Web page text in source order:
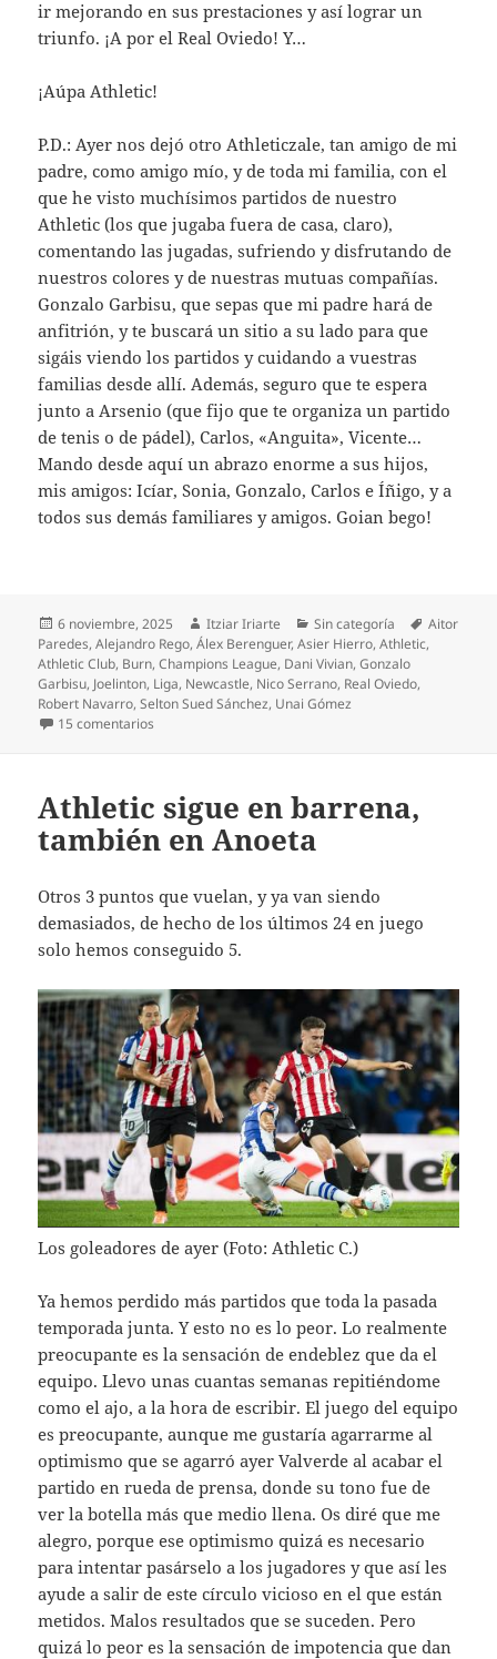
ir mejorando en sus prestaciones y así lograr un
triunfo. ¡A por el Real Oviedo! Y…
¡Aúpa Athletic!
P.D.: Ayer nos dejó otro Athleticzale, tan amigo de mi
padre, como amigo mío, y de toda mi familia, con el
que he visto muchísimos partidos de nuestro
Athletic (los que jugaba fuera de casa, claro),
comentando las jugadas, sufriendo y disfrutando de
nuestros colores y de nuestras mutuas compañías.
Gonzalo Garbisu, que sepas que mi padre hará de
anfitrión, y te buscará un sitio a su lado para que
sigáis viendo los partidos y cuidando a vuestras
familias desde allí. Además, seguro que te espera
junto a Arsenio (que fijo que te organiza un partido
de tenis o de pádel), Carlos, «Anguita», Vicente…
Mando desde aquí un abrazo enorme a sus hijos,
mis amigos: Icíar, Sonia, Gonzalo, Carlos e Íñigo, y a
todos sus demás familiares y amigos. Goian bego!
Publicado
el
6 noviembre, 2025 Autor
Itziar Iriarte Categorías
Sin categoría Etiquetas
Aitor
Paredes,Alejandro Rego,Álex Berenguer,Asier Hierro,Athletic,
Athletic Club, Burn,Champions League, Dani Vivian,Gonzalo
Garbisu, Joelinton, Liga, Newcastle, Nico Serrano, Real Oviedo,
Robert Navarro,Selton Sued Sánchez, Unai Gómez
15 comentarios
Athletic sigue en barrena,
también en Anoeta
Otros 3 puntos que vuelan, y ya van siendo
demasiados, de hecho de los últimos 24 en juego
solo hemos conseguido 5.
Los goleadores de ayer (Foto: Athletic C.)
Ya hemos perdido más partidos que toda la pasada
temporada junta. Y esto no es lo peor. Lo realmente
preocupante es la sensación de endeblez que da el
equipo. Llevo unas cuantas semanas repitiéndome
como el ajo, a la hora de escribir. El juego del equipo
es preocupante, aunque me gustaría agarrarme al
optimismo que se agarró ayer Valverde al acabar el
partido en rueda de prensa, donde su tono fue de
ver la botella más que medio llena. Os diré que me
alegro, porque ese optimismo quizá es necesario
para intentar pasárselo a los jugadores y que así les
ayude a salir de este círculo vicioso en el que están
metidos. Malos resultados que se suceden. Pero
quizá lo peor es la sensación de impotencia que dan